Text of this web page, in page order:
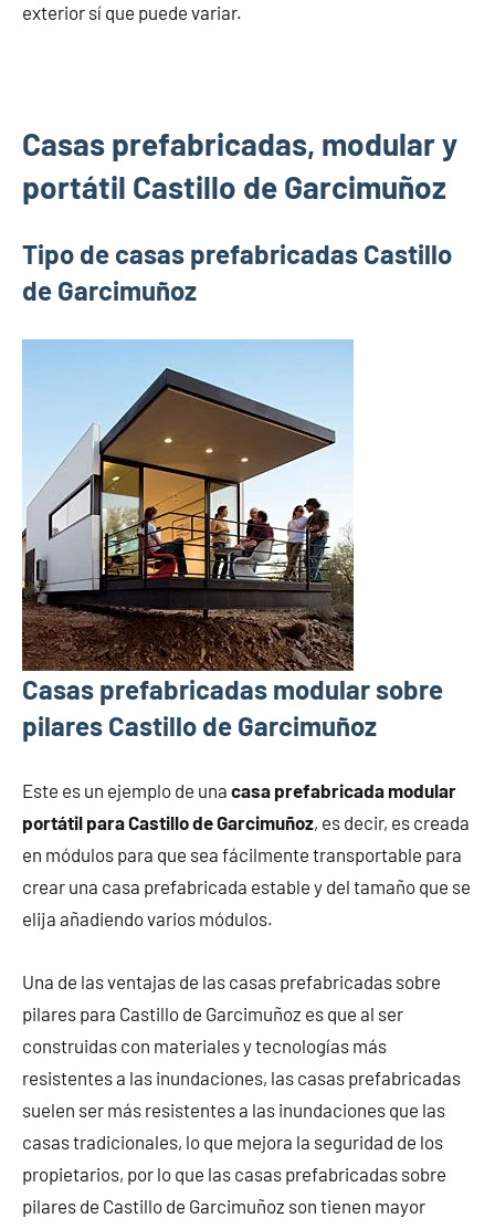
exterior sí que puede variar.
Casas prefabricadas, modular y
portátil Castillo de Garcimuñoz
Tipo de casas prefabricadas Castillo
de Garcimuñoz
Casas prefabricadas modular sobre
pilares Castillo de Garcimuñoz
Este es un ejemplo de una casa prefabricada modular
portátil para Castillo de Garcimuñoz, es decir, es creada
en módulos para que sea fácilmente transportable para
crear una casa prefabricada estable y del tamaño que se
elija añadiendo varios módulos.
Una de las ventajas de las casas prefabricadas sobre
pilares para Castillo de Garcimuñoz es que al ser
construidas con materiales y tecnologías más
resistentes a las inundaciones, las casas prefabricadas
suelen ser más resistentes a las inundaciones que las
casas tradicionales, lo que mejora la seguridad de los
propietarios, por lo que las casas prefabricadas sobre
pilares de Castillo de Garcimuñoz son tienen mayor